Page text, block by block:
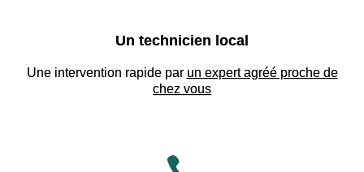
Un technicien local
Une intervention rapide par un expert agréé proche de
chez vous